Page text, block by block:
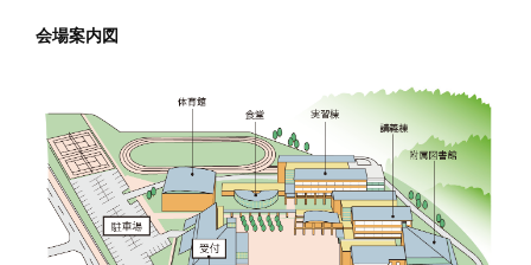
会場案内図